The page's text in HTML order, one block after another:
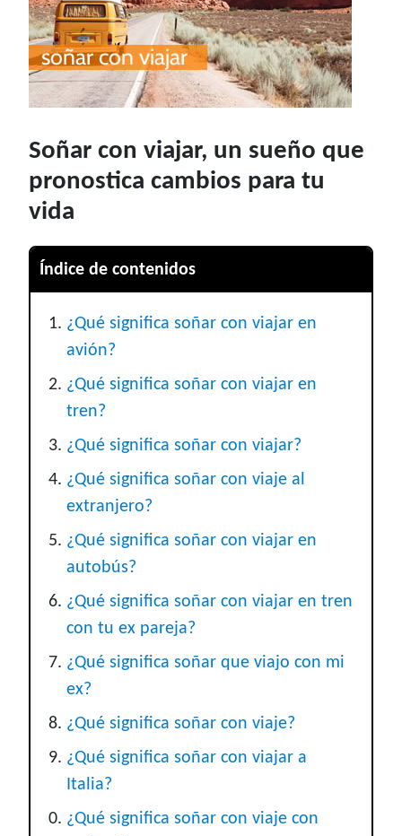
Soñar con viajar, un sueño que
pronostica cambios para tu
vida
Índice de contenidos
¿Qué significa soñar con viajar en
avión?
¿Qué significa soñar con viajar en
tren?
¿Qué significa soñar con viajar?
¿Qué significa soñar con viaje al
extranjero?
¿Qué significa soñar con viajar en
autobús?
¿Qué significa soñar con viajar en tren
con tu ex pareja?
¿Qué significa soñar que viajo con mi
ex?
¿Qué significa soñar con viaje?
¿Qué significa soñar con viajar a
Italia?
¿Qué significa soñar con viaje con